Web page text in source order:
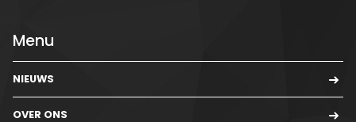
Menu
NIEUWS
OVER ONS